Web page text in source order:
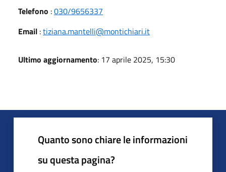
Telefono :030/9656337
Email :tiziana.mantelli@montichiari.it
Ultimo aggiornamento: 17 aprile 2025, 15:30
Quanto sono chiare le informazioni
su questa pagina?